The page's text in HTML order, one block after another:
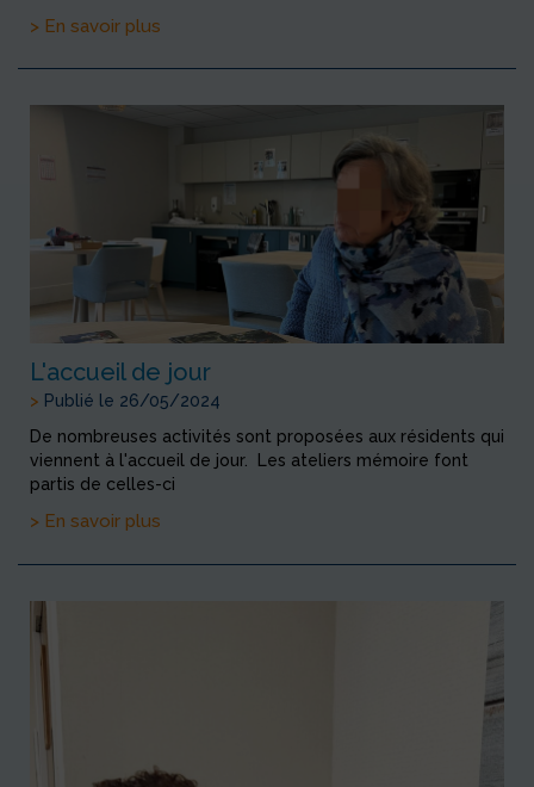
> En savoir plus
L'accueil de jour
> Publié le 26/05/2024
De nombreuses activités sont proposées aux résidents qui
viennent à l'accueil de jour. Les ateliers mémoire font
partis de celles-ci
> En savoir plus